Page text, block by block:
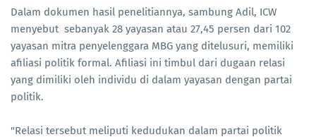
Dalam dokumen hasil penelitiannya, sambung Adil, ICW
menyebut sebanyak 28 yayasan atau 27,45 persen dari 102
yayasan mitra penyelenggara MBG yang ditelusuri, memiliki
afiliasi politik formal. Afiliasi ini timbul dari dugaan relasi
yang dimiliki oleh individu di dalam yayasan dengan partai
politik.
"Relasi tersebut meliputi kedudukan dalam partai politik